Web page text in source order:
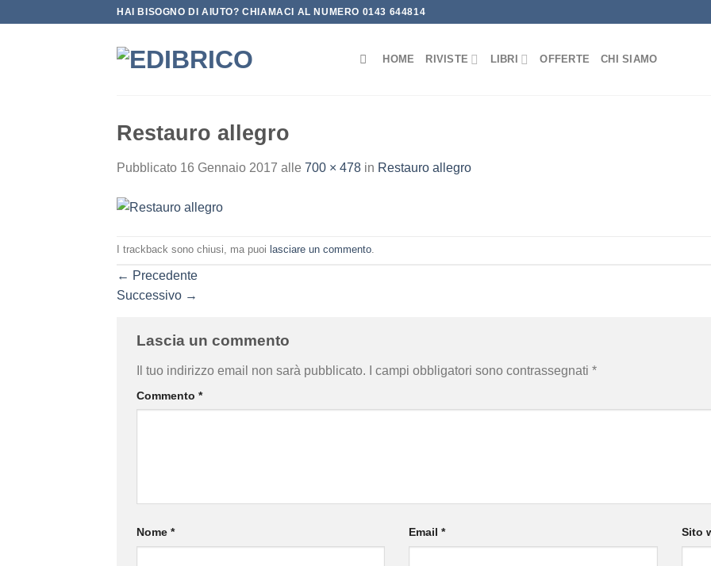
HAI BISOGNO DI AIUTO? CHIAMACI AL NUMERO 0143 644814
HOME RIVISTE LIBRI OFFERTE CHI SIAMO
Restauro allegro
Pubblicato 16 Gennaio 2017 alle 700 × 478 in Restauro allegro
I trackback sono chiusi, ma puoi lasciare un commento.
← Precedente
Successivo →
Lascia un commento
Il tuo indirizzo email non sarà pubblicato. I campi obbligatori sono contrassegnati *
Commento *
Nome * Email* Sito